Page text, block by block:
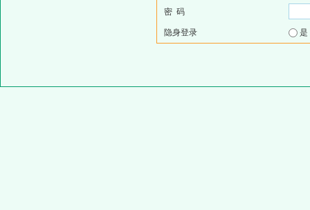
密 码
隐身登录